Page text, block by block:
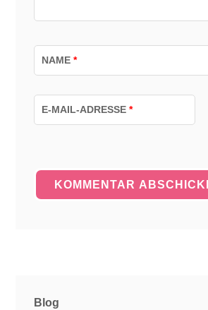
NAME*
E-MAIL-ADRESSE*
Blog